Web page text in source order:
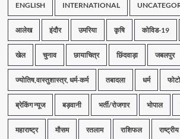
ENGLISH INTERNATIONAL
आलेख इंदौर उमरिया कृषि कोविड-19
खेल चुनाव छायाचित्र छिंदवाड़ा जबलपुर
ज्योतिष,वास्तुशास्त्र, धर्म-कर्म तबादला धर्म फोटो
ब्रेकिंग न्यूज बड़वानी भर्ती/रोजगार भोपाल
महाराष्ट्र मौसम रतलाम राशिफल राष्ट्रीय